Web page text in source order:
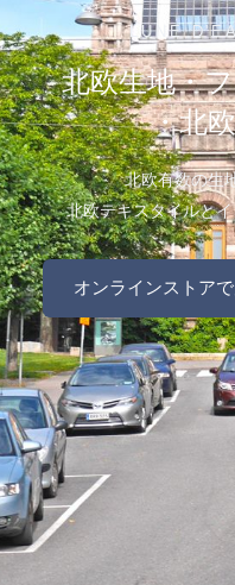
LUNE
北欧生地・
・北
北欧有数の生
北欧テキスタイルと
オンラインストア